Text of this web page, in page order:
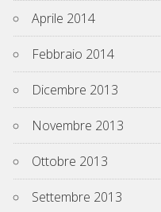
Aprile 2014
Febbraio 2014
Dicembre 2013
Novembre 2013
Ottobre 2013
Settembre 2013